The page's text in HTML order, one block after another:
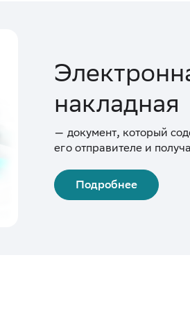
накладная
— документ, который
его отправителе и
Подробнее